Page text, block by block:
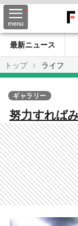
最新ニュース
トップ
ライフ
努力すれば
と成果が比
た餅」も、
生の考え
ギャラリー